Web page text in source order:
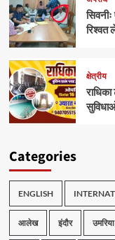
रिश्वत
क्षेत्रीय
Categories
ENGLISH
आलेख इंदौर उमरिया